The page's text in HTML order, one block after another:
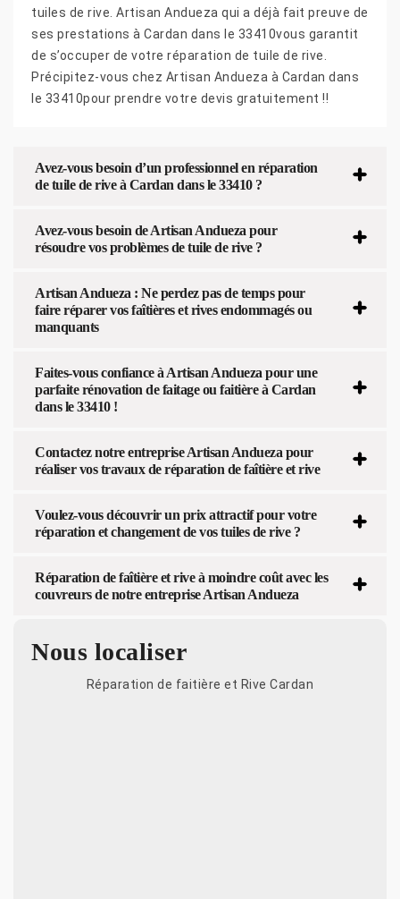
tuiles de rive. Artisan Andueza qui a déjà fait preuve de
ses prestations à Cardan dans le 33410vous garantit
de s’occuper de votre réparation de tuile de rive.
Précipitez-vous chez Artisan Andueza à Cardan dans
le 33410pour prendre votre devis gratuitement !!
Avez-vous besoin d’un professionnel en réparation
de tuile de rive à Cardan dans le 33410 ?
Avez-vous besoin de Artisan Andueza pour
résoudre vos problèmes de tuile de rive ?
Artisan Andueza : Ne perdez pas de temps pour
faire réparer vos faîtières et rives endommagés ou
manquants
Faites-vous confiance à Artisan Andueza pour une
parfaite rénovation de faitage ou faitière à Cardan
dans le 33410 !
Contactez notre entreprise Artisan Andueza pour
réaliser vos travaux de réparation de faîtière et rive
Voulez-vous découvrir un prix attractif pour votre
réparation et changement de vos tuiles de rive ?
Réparation de faîtière et rive à moindre coût avec les
couvreurs de notre entreprise Artisan Andueza
Nous localiser
Réparation de faitière et Rive Cardan